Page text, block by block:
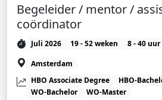
Begeleider / mentor /
coördinator
Juli 2026 19 - 52 weken
8 - 40
Amsterdam
HBO Associate Degree
HBO-
WO-Bachelor
WO-Master